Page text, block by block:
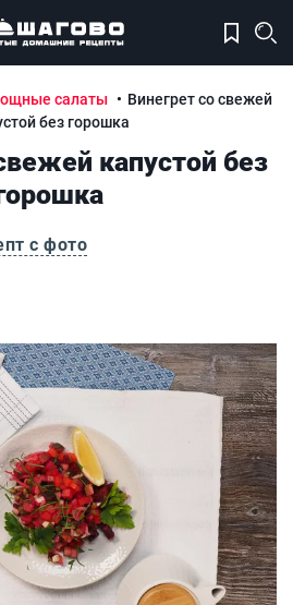
салаты
Винегрет со свежей
без горошка
капустой без
с фото
без горошка